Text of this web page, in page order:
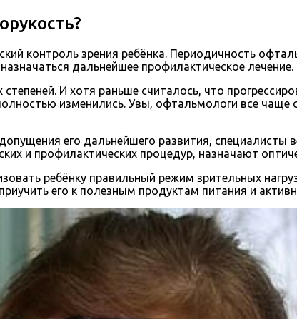
контроль зрения ребёнка. Периодичность
дальнейшее профилактическое лечение.
И хотя раньше считалось, что
изменились. Увы, офтальмологи все
его дальнейшего развития,
и профилактических процедур, назначают
ребёнку правильный режим зрительных
его к полезным продуктам питания и